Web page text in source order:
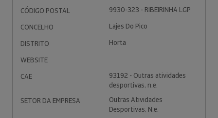
CÓDIGO POSTAL
9930-323 - RIBEIRINHA LGP
CONCELHO
Lajes Do Pico
DISTRITO
Horta
WEBSITE
CAE
93192 - Outras atividades
desportivas, n.e.
SETOR DA EMPRESA
Outras Atividades
Desportivas, N.e.